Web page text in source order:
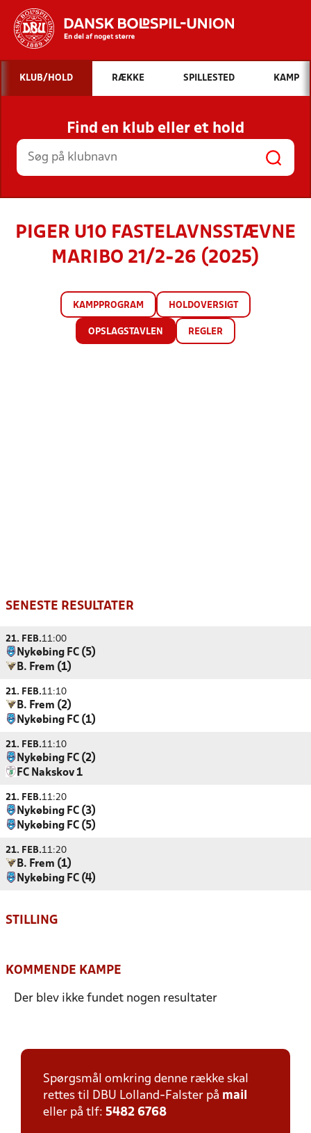
Hvad vil du søge efter?
INDHOLD OG NYHEDER
STILLINGER, RESULTATER, KLUBBER OG
HOLD
KLUB/HOLD RÆKKE SPILLESTED KAMP
Find en klub eller et hold
PIGER U10 FASTELAVNSSTÆVNE
MARIBO 21/2-26 (2025)
KAMPPROGRAM HOLDOVERSIGT
OPSLAGSTAVLEN REGLER
SENESTE RESULTATER
21. FEB.11:00
Nykøbing FC (5)
B. Frem (1)
21. FEB.11:10
B. Frem (2)
Nykøbing FC (1)
21. FEB.11:10
Nykøbing FC (2)
FC Nakskov 1
21. FEB.11:20
Nykøbing FC (3)
Nykøbing FC (5)
21. FEB.11:20
B. Frem (1)
Nykøbing FC (4)
STILLING
KOMMENDE KAMPE
Der blev ikke fundet nogen resultater
Spørgsmål omkring denne række skal
rettes til DBU Lolland-Falster på mail
eller på tlf: 5482 6768